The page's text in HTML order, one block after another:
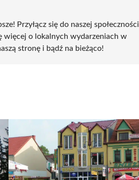
Przyłącz się do naszej społeczności
więcej o lokalnych wydarzeniach w
stronę i bądź na bieżąco!